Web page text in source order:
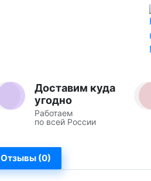
Доставим куда
угодно
Работаем
по всей России
Отзывы (0)